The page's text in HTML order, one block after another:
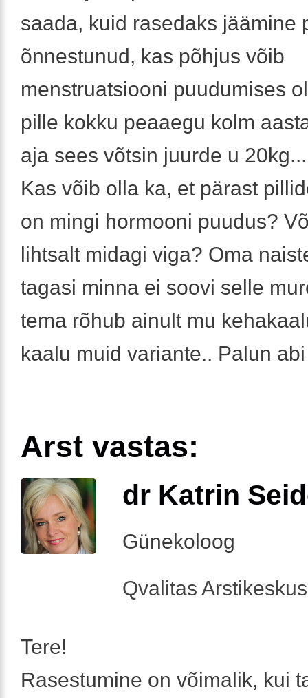
saada, kuid rasedaks jäämine
õnnestunud, kas põhjus võib
menstruatsiooni puudumises
pille kokku peaaegu kolm
aja sees võtsin juurde u 20kg...
Kas võib olla ka, et pärast
on mingi hormooni puudus?
lihtsalt midagi viga? Oma
tagasi minna ei soovi selle
tema rõhub ainult mu
kaalu muid variante.. Palun abi
Arst vastas:
dr Katrin
Günekoloog
Qvalitas
Tere!
Rasestumine on võimalik, kui